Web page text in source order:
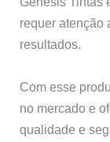
requer atenção
resultados.
Com esse
no mercado e
qualidade e